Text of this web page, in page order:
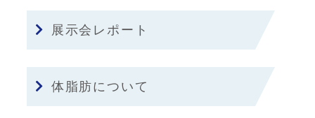
展示会レポート
体脂肪について